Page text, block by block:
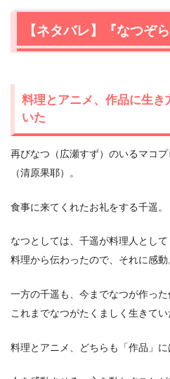
【ネタバレ】『なつぞ
料理とアニメ、作品に生
いた
再びなつ（広瀬すず）のいるマコ
（清原果耶）。
食事に来てくれたお礼をする千遥。
なつとしては、千遥が料理人とし
料理から伝わったので、それに感動
一方の千遥も、今までなつが作った
これまでなつがたくましく生きてい
料理とアニメ、どちらも「作品」に